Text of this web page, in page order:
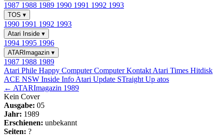
1987 1988 1989 1990 1991 1992 1993
TOS ▾
1990 1991 1992 1993
Atari Inside ▾
1994 1995 1996
ATARImagazin ▾
1987 1988 1989
Atari Phile Happy ComputerComputer Kontakt Atari Times Hitdisk
ACE NSW Inside Info Atari Update STraight Up atos
← ATARImagazin 1989
Kein Cover
Ausgabe: 05
Jahr: 1989
Erschienen: unbekannt
Seiten: ?